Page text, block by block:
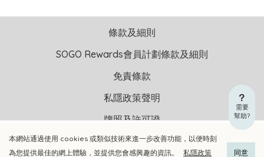
加入購物車 立即選購
本網站通過使用 cookies 或類似技術來進一步改善功能，以便時刻
為您提供最佳的網上體驗，並提供您會感興趣的資訊。
私隱政策 同意
需要
幫助?
版權聲明 © 2026 崇光(香港)百貨有限公司 版權所有 不得轉載
條款及細則
SOGO Rewards會員計劃條款及細則
免責條款
私隱政策聲明
牌照及許可證